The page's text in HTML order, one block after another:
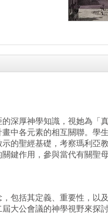
深厚神學知識，視她為「
畫中各元素的相互關聯。學
的聖經基礎，考察瑪利亞
鍵作用，參與當代有關聖
包括其定義、重要性，以
大公會議的神學視野來探